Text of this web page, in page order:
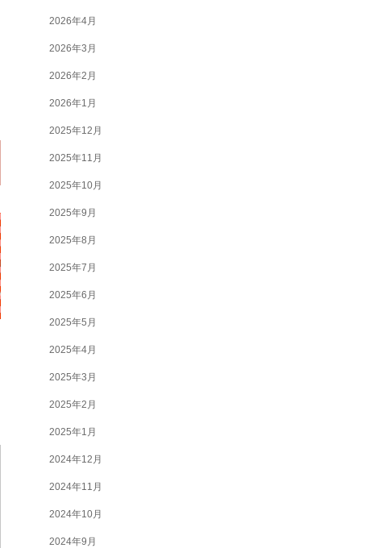
2026年4月
2026年3月
2026年2月
2026年1月
2025年12月
2025年11月
2025年10月
2025年9月
2025年8月
2025年7月
2025年6月
2025年5月
2025年4月
2025年3月
2025年2月
2025年1月
2024年12月
2024年11月
2024年10月
2024年9月